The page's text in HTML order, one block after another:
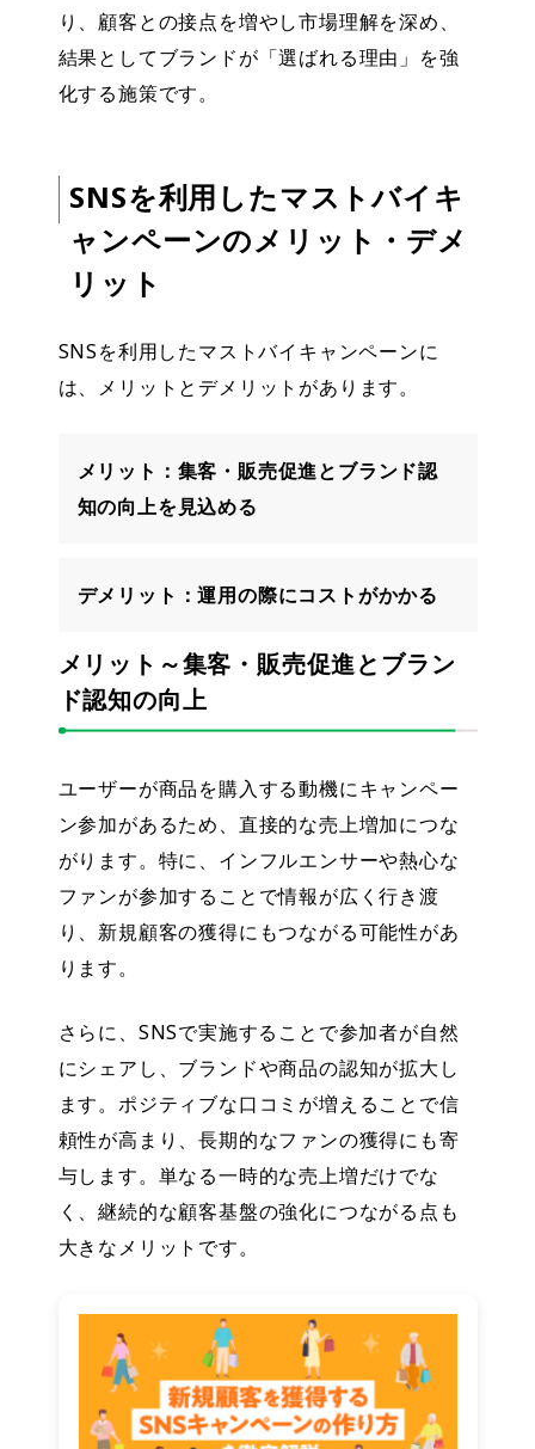
り、顧客との接点を増やし市場理解を深め、
結果としてブランドが「選ばれる理由」を強
化する施策です。
SNSを利用したマストバイキ
ャンペーンのメリット・デメ
リット
SNSを利用したマストバイキャンペーンに
は、メリットとデメリットがあります。
メリット：集客・販売促進とブランド認
知の向上を見込める
デメリット：運用の際にコストがかかる
メリット～集客・販売促進とブラン
ド認知の向上
ユーザーが商品を購入する動機にキャンペー
ン参加があるため、直接的な売上増加につな
がります。特に、インフルエンサーや熱心な
ファンが参加することで情報が広く行き渡
り、新規顧客の獲得にもつながる可能性があ
ります。
さらに、SNSで実施することで参加者が自然
にシェアし、ブランドや商品の認知が拡大し
ます。ポジティブな口コミが増えることで信
頼性が高まり、長期的なファンの獲得にも寄
与します。単なる一時的な売上増だけでな
く、継続的な顧客基盤の強化につながる点も
大きなメリットです。